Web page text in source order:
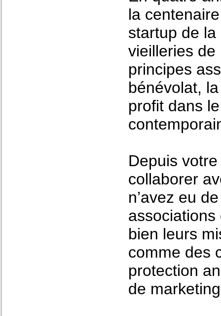
la
startup de
vieilleries
principes
bénévolat,
profit dans
Depuis
collaborer
n’avez eu
bien leurs
comme des
protection
de